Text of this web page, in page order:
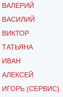
ВАЛЕРИЙ
ВАСИЛИЙ
ВИКТОР
ТАТЬЯНА
ИВАН
АЛЕКСЕЙ
ИГОРЬ (СЕРВИС)